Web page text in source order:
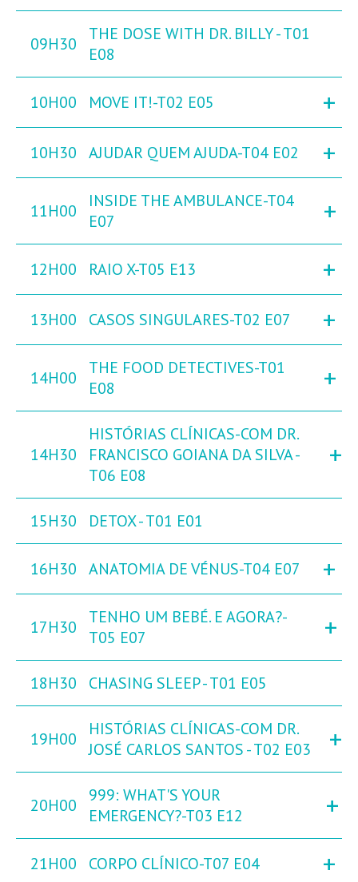
09H30
THE DOSE WITH DR. BILLY - T01
E08
10H00 MOVE IT!-T02 E05 +
10H30 AJUDAR QUEM AJUDA-T04 E02 +
11H00
INSIDE THE AMBULANCE-T04
E07
+
12H00 RAIO X-T05 E13 +
13H00 CASOS SINGULARES-T02 E07 +
14H00
THE FOOD DETECTIVES-T01
E08
+
14H30
HISTÓRIAS CLÍNICAS-COM DR.
FRANCISCO GOIANA DA SILVA -
T06 E08
+
15H30 DETOX - T01 E01
16H30 ANATOMIA DE VÉNUS-T04 E07 +
17H30
TENHO UM BEBÉ. E AGORA?-
T05 E07
+
18H30 CHASING SLEEP - T01 E05
19H00
HISTÓRIAS CLÍNICAS-COM DR.
JOSÉ CARLOS SANTOS - T02 E03
+
20H00
999: WHAT'S YOUR
EMERGENCY?-T03 E12
+
21H00 CORPO CLÍNICO-T07 E04 +